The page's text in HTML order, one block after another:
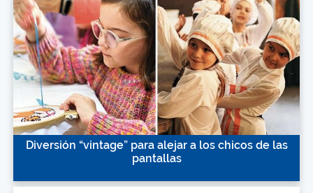
Diversión “vintage” para alejar a los chicos de las
pantallas